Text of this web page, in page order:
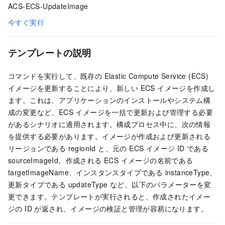
ACS-ECS-UpdateImage
今すぐ実行
テンプレートの説明
コマンドを実行して、既存の Elastic Compute Service (ECS)
イメージを更新することにより、新しい ECS イメージを作成し
ます。これは、アプリケーションのインストールやシステム構
成の変更など、ECS イメージを一括で更新および管理する必要
があるシナリオに適用されます。構成プロセス中に、次の情報
を提供する必要があります。イメージが作成および更新される
リージョンである regionId と、元の ECS イメージ ID である
sourceImageId。作成される ECS イメージの名前である
targetImageName、インスタンスタイプである instanceType、
更新タイプである updateType など、以下のパラメーターを変
更できます。テンプレートが実行されると、作成されたイメー
ジの ID が返され、イメージの検証と管理が容易になります。